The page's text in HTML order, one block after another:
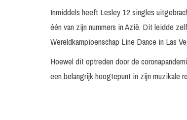
Inmiddels heeft Lesley 12 singles
één van zijn nummers in Azië. Dit leidde
Wereldkampioenschap Line Dance in Las
Hoewel dit optreden door de
een belangrijk hoogtepunt in zijn muzikale